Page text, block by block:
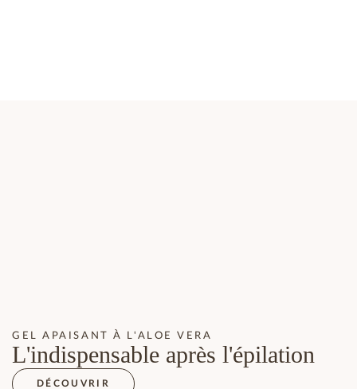
GEL APAISANT À L'ALOE VERA
L'indispensable après l'épilation
DÉCOUVRIR